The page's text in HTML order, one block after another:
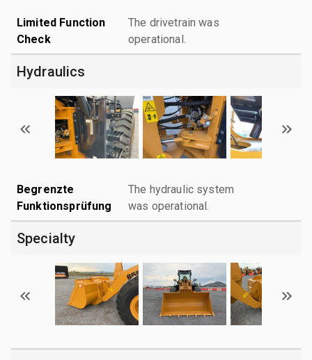
Limited Function
Check
The drivetrain was
operational.
Hydraulics
Begrenzte
Funktionsprüfung
The hydraulic system
was operational.
Specialty